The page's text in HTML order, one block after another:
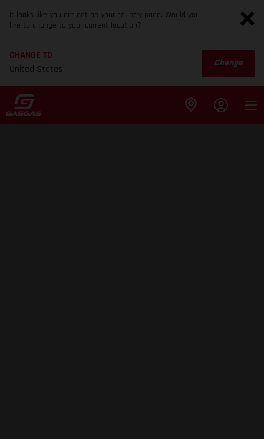
It looks like you are not on your country page. Would you
like to change to your current location?
CHANGE TO
United States
Change